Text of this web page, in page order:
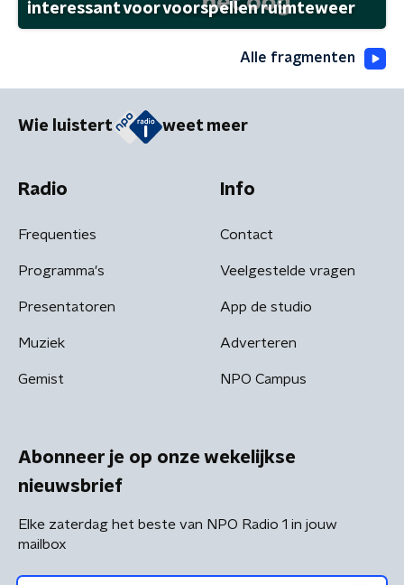
interessant voor voorspellen ruimteweer
Alle fragmenten
Wie luistert weet meer
Radio
Frequenties
Programma's
Presentatoren
Muziek
Gemist
Info
Contact
Veelgestelde vragen
App de studio
Adverteren
NPO Campus
Abonneer je op onze wekelijkse
nieuwsbrief
Elke zaterdag het beste van NPO Radio 1 in jouw
mailbox